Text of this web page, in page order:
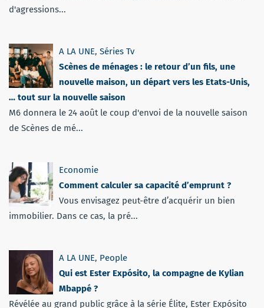
d'agressions...
A LA UNE, Séries Tv
Scènes de ménages : le retour d’un fils, une
nouvelle maison, un départ vers les Etats-Unis,
… tout sur la nouvelle saison
M6 donnera le 24 août le coup d'envoi de la nouvelle saison
de Scènes de mé...
Economie
Comment calculer sa capacité d’emprunt ?
Vous envisagez peut-être d’acquérir un bien
immobilier. Dans ce cas, la pré...
A LA UNE, People
Qui est Ester Expósito, la compagne de Kylian
Mbappé ?
Révélée au grand public grâce à la série Élite, Ester Expósito